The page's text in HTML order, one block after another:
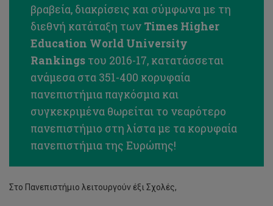
βραβεία, διακρίσεις και σύμφωνα με τη
διεθνή κατάταξη των Times Higher
Education World University
Rankings του 2016-17, κατατάσσεται
ανάμεσα στα 351-400 κορυφαία
πανεπιστήμια παγκόσμια και
συγκεκριμένα θωρείται το νεαρότερο
πανεπιστήμιο στη λίστα με τα κορυφαία
πανεπιστήμια της Ευρώπης!
Στο Πανεπιστήμιο λειτουργούν έξι Σχολές,